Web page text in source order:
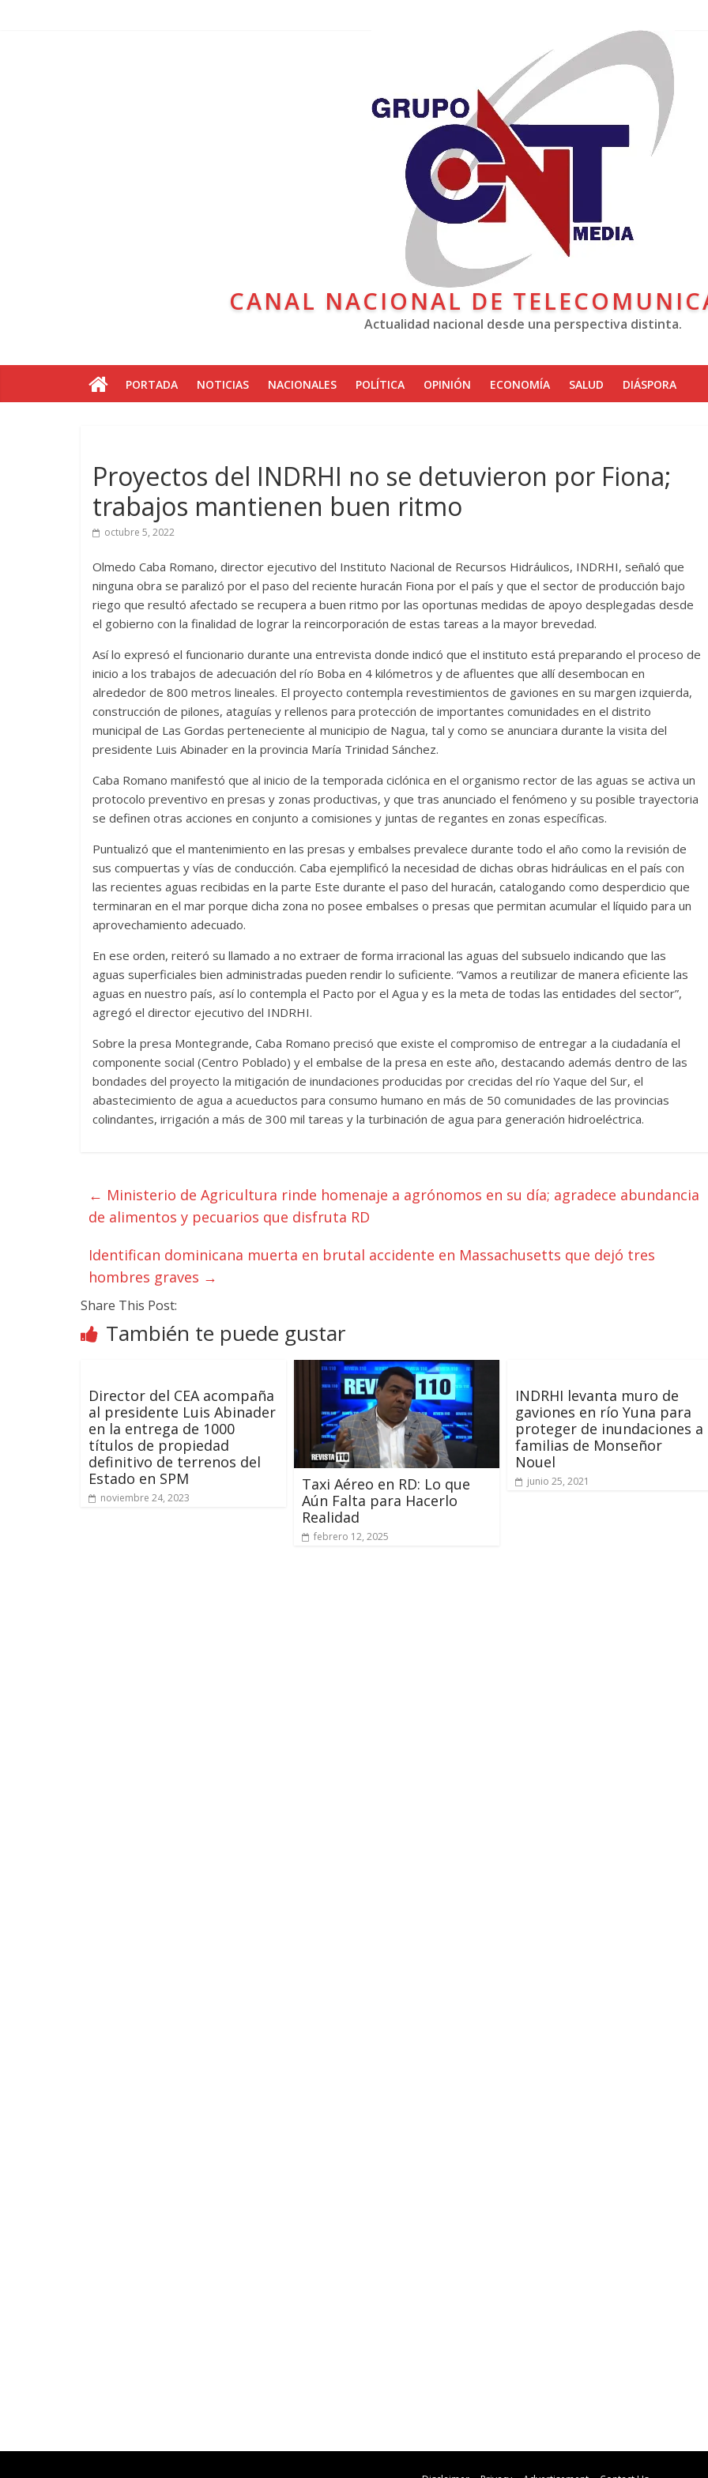
CANAL NACIONAL DE
Actualidad nacional desde una perspectiva distinta.
PORTADA NOTICIAS NACIONALES POLÍTICA OPINIÓN ECONOMÍA SALUD DIÁSPORA
Proyectos del INDRHI no se detuvieron por Fiona;
trabajos mantienen buen ritmo
octubre 5, 2022
Olmedo Caba Romano, director ejecutivo del Instituto Nacional de Recursos Hidráulicos, INDRHI, señaló que
ninguna obra se paralizó por el paso del reciente huracán Fiona por el país y que el sector de producción bajo
riego que resultó afectado se recupera a buen ritmo por las oportunas medidas de apoyo desplegadas desde
el gobierno con la finalidad de lograr la reincorporación de estas tareas a la mayor brevedad.
Así lo expresó el funcionario durante una entrevista donde indicó que el instituto está preparando el proceso de
inicio a los trabajos de adecuación del río Boba en 4 kilómetros y de afluentes que allí desembocan en
alrededor de 800 metros lineales. El proyecto contempla revestimientos de gaviones en su margen izquierda,
construcción de pilones, ataguías y rellenos para protección de importantes comunidades en el distrito
municipal de Las Gordas perteneciente al municipio de Nagua, tal y como se anunciara durante la visita del
presidente Luis Abinader en la provincia María Trinidad Sánchez.
Caba Romano manifestó que al inicio de la temporada ciclónica en el organismo rector de las aguas se activa un
protocolo preventivo en presas y zonas productivas, y que tras anunciado el fenómeno y su posible trayectoria
se definen otras acciones en conjunto a comisiones y juntas de regantes en zonas específicas.
Puntualizó que el mantenimiento en las presas y embalses prevalece durante todo el año como la revisión de
sus compuertas y vías de conducción. Caba ejemplificó la necesidad de dichas obras hidráulicas en el país con
las recientes aguas recibidas en la parte Este durante el paso del huracán, catalogando como desperdicio que
terminaran en el mar porque dicha zona no posee embalses o presas que permitan acumular el líquido para un
aprovechamiento adecuado.
En ese orden, reiteró su llamado a no extraer de forma irracional las aguas del subsuelo indicando que las
aguas superficiales bien administradas pueden rendir lo suficiente. “Vamos a reutilizar de manera eficiente las
aguas en nuestro país, así lo contempla el Pacto por el Agua y es la meta de todas las entidades del sector”,
agregó el director ejecutivo del INDRHI.
Sobre la presa Montegrande, Caba Romano precisó que existe el compromiso de entregar a la ciudadanía el
componente social (Centro Poblado) y el embalse de la presa en este año, destacando además dentro de las
bondades del proyecto la mitigación de inundaciones producidas por crecidas del río Yaque del Sur, el
abastecimiento de agua a acueductos para consumo humano en más de 50 comunidades de las provincias
colindantes, irrigación a más de 300 mil tareas y la turbinación de agua para generación hidroeléctrica.
← Ministerio de Agricultura rinde homenaje a agrónomos en su día; agradece abundancia
de alimentos y pecuarios que disfruta RD
Identifican dominicana muerta en brutal accidente en Massachusetts que dejó tres
hombres graves →
Share This Post:
También te puede gustar
Director del CEA acompaña
al presidente Luis Abinader
en la entrega de 1000
títulos de propiedad
definitivo de terrenos del
Estado en SPM
noviembre 24, 2023
Taxi Aéreo en RD: Lo que
Aún Falta para Hacerlo
Realidad
febrero 12, 2025
INDRHI levanta muro de
gaviones en río Yuna para
proteger de inundaciones a
familias de Monseñor
Nouel
junio 25, 2021